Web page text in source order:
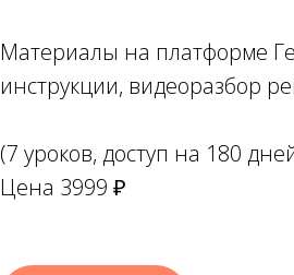
Материалы на платформе
инструкции, видеоразбор
(7 уроков, доступ на 180
Цена 3999 ₽